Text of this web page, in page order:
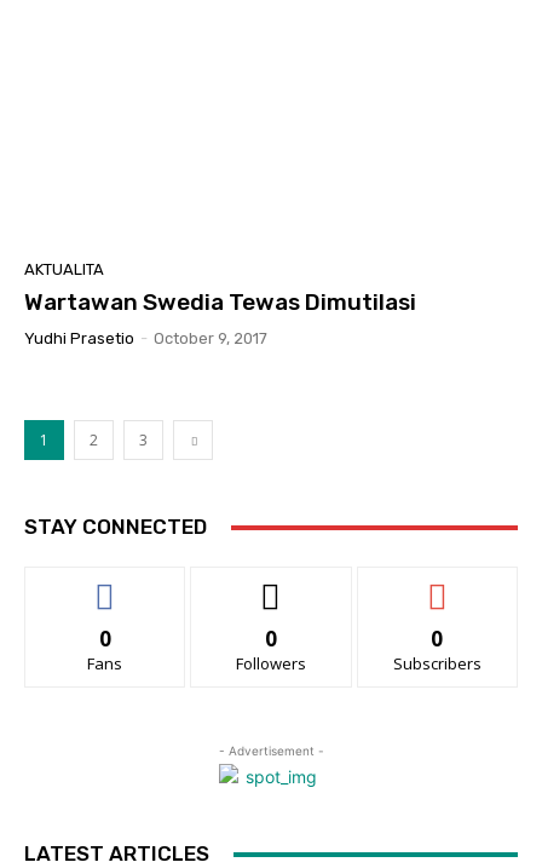
AKTUALITA
Wartawan Swedia Tewas Dimutilasi
Yudhi Prasetio - October 9, 2017
1 2 3
STAY CONNECTED
0
Fans
0
Followers
0
Subscribers
- Advertisement -
LATEST ARTICLES